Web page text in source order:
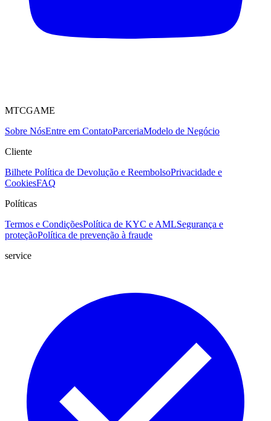
MTCGAME
Sobre NósEntre em ContatoParceriaModelo de Negócio
Cliente
Bilhete Política de Devolução e ReembolsoPrivacidade e
CookiesFAQ
Políticas
Termos e CondiçõesPolítica de KYC e AMLSegurança e
proteçãoPolítica de prevenção à fraude
service